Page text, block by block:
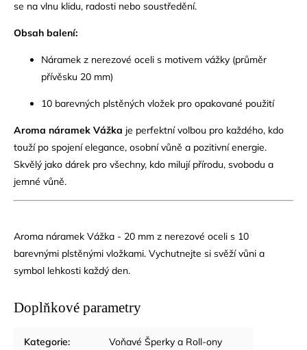
se na vlnu klidu, radosti nebo soustředění.
Obsah balení:
Náramek z nerezové oceli s motivem vážky (průměr
přívěsku 20 mm)
10 barevných plstěných vložek pro opakované použití
Aroma náramek Vážka je perfektní volbou pro každého, kdo
touží po spojení elegance, osobní vůně a pozitivní energie.
Skvělý jako dárek pro všechny, kdo milují přírodu, svobodu a
jemné vůně.
Aroma náramek Vážka - 20 mm z nerezové oceli s 10
barevnými plstěnými vložkami. Vychutnejte si svěží vůni a
symbol lehkosti každý den.
Doplňkové parametry
Kategorie: Voňavé Šperky a Roll-ony